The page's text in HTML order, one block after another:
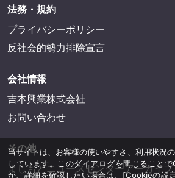
法務・規約
プライバシーポリシー
反社会的勢力排除宣言
会社情報
吉本興業株式会社
お問い合わせ
その他
よしもとニュースセンターアーカイブ
当サイトは、お客様の使いやすさ、利用状況
しています。このダイアログを閉じること
か、詳細を確認したい場合は、 [Cookieの設